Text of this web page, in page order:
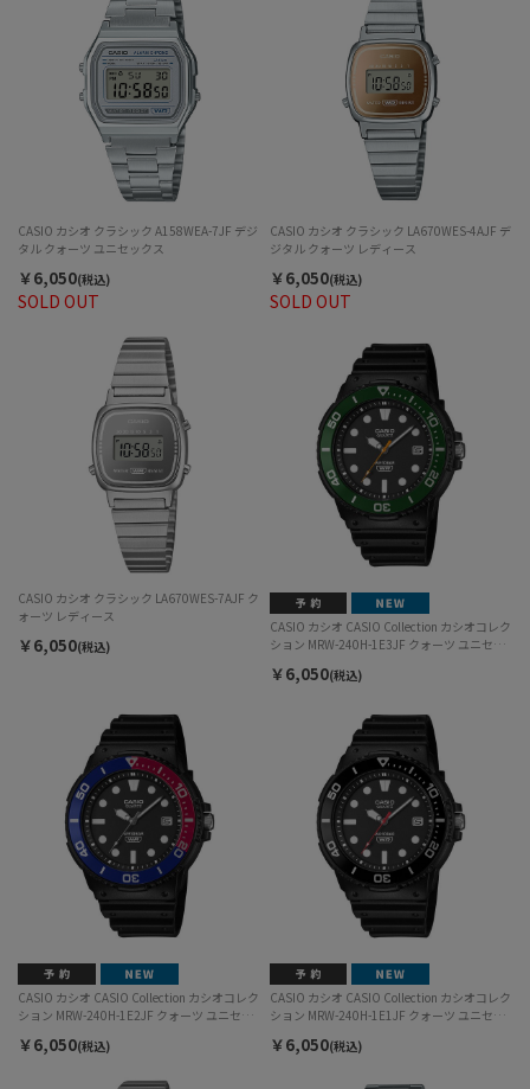
SOLD OUT
CASIO カシオ クラシック A158WEA-7JF デジ
タル クォーツ ユニセックス
￥6,050(税込)
SOLD OUT
CASIO カシオ クラシック LA670WES-4AJF デ
ジタル クォーツ レディース
￥6,050(税込)
CASIO カシオ クラシック LA670WES-7AJF ク
ォーツ レディース
￥6,050(税込)
CASIO カシオ CASIO Collection カシオコレク
ション MRW-240H-1E3JF クォーツ ユニセッ
￥6,050(税込)
CASIO カシオ CASIO Collection カシオコレク
ション MRW-240H-1E2JF クォーツ ユニセッ
￥6,050(税込)
CASIO カシオ CASIO Collection カシオコレク
ション MRW-240H-1E1JF クォーツ ユニセッ
￥6,050(税込)